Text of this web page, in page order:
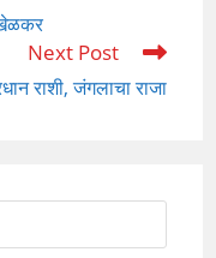
Next Post
राशी, जंगलाचा राजा